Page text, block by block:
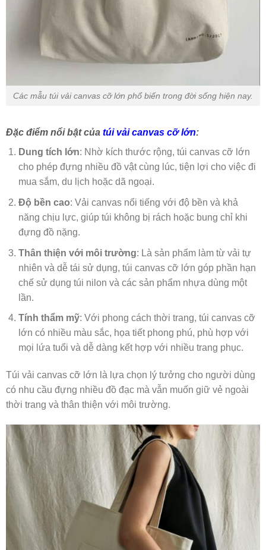
Các mẫu túi vải canvas cỡ lớn phổ biến trong đời sống hiện nay.
Đặc điểm nổi bật của túi vải canvas cỡ lớn:
Dung tích lớn: Nhờ kích thước rộng, túi canvas cỡ lớn
cho phép đựng nhiều đồ vật cùng lúc, tiện lợi cho việc đi
mua sắm, du lịch hoặc dã ngoại.
Độ bền cao: Vải canvas nổi tiếng với độ bền và khả
năng chịu lực, giúp túi không bị rách hoặc bung chỉ khi
đựng đồ nặng.
Thân thiện với môi trường: Là sản phẩm làm từ vải tự
nhiên và dễ tái sử dụng, túi canvas cỡ lớn góp phần hạn
chế sử dụng túi nilon và các sản phẩm nhựa dùng một
lần.
Tính thẩm mỹ: Với phong cách thời trang, túi canvas cỡ
lớn có nhiều màu sắc, họa tiết phong phú, phù hợp với
mọi lứa tuổi và dễ dàng kết hợp với nhiều trang phục.
Túi vải canvas cỡ lớn là lựa chọn lý tưởng cho người dùng
có nhu cầu đựng nhiều đồ đạc mà vẫn muốn giữ vẻ ngoài
thời trang và thân thiện với môi trường.